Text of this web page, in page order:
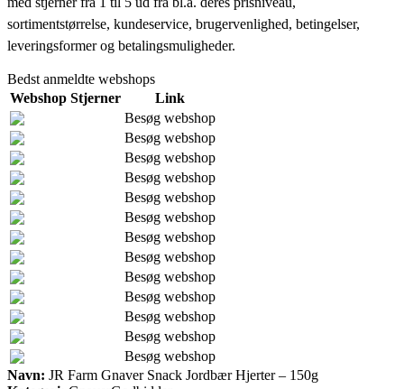
sortimentstørrelse, kundeservice, brugervenlighed, betingelser,
leveringsformer og betalingsmuligheder.
Bedst anmeldte webshops
Webshop Stjerner
Link
Besøg webshop
Besøg webshop
Besøg webshop
Besøg webshop
Besøg webshop
Besøg webshop
Besøg webshop
Besøg webshop
Besøg webshop
Besøg webshop
Besøg webshop
Besøg webshop
Besøg webshop
Navn: JR Farm Gnaver Snack Jordbær Hjerter – 150g